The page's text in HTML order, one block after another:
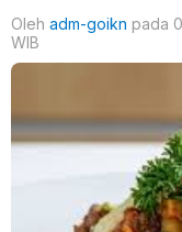
Oleh adm-goikn pada
WIB